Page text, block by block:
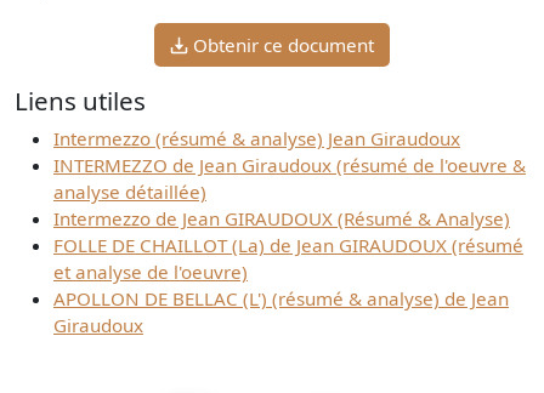
Obtenir ce document
Liens utiles
Intermezzo (résumé & analyse) Jean Giraudoux
INTERMEZZO de Jean Giraudoux (résumé de l'oeuvre &
analyse détaillée)
Intermezzo de Jean GIRAUDOUX (Résumé & Analyse)
FOLLE DE CHAILLOT (La) de Jean GIRAUDOUX (résumé
et analyse de l'oeuvre)
APOLLON DE BELLAC (L') (résumé & analyse) de Jean
Giraudoux